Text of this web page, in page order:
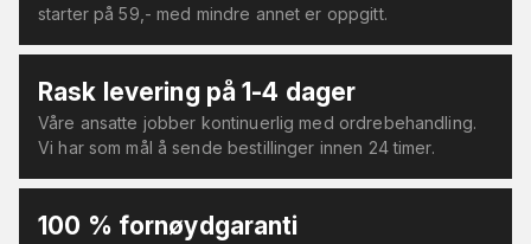
starter på 59,- med mindre annet er oppgitt.
Rask levering på 1-4 dager
Våre ansatte jobber kontinuerlig med ordrebehandling.
Vi har som mål å sende bestillinger innen 24 timer.
100 % fornøydgaranti